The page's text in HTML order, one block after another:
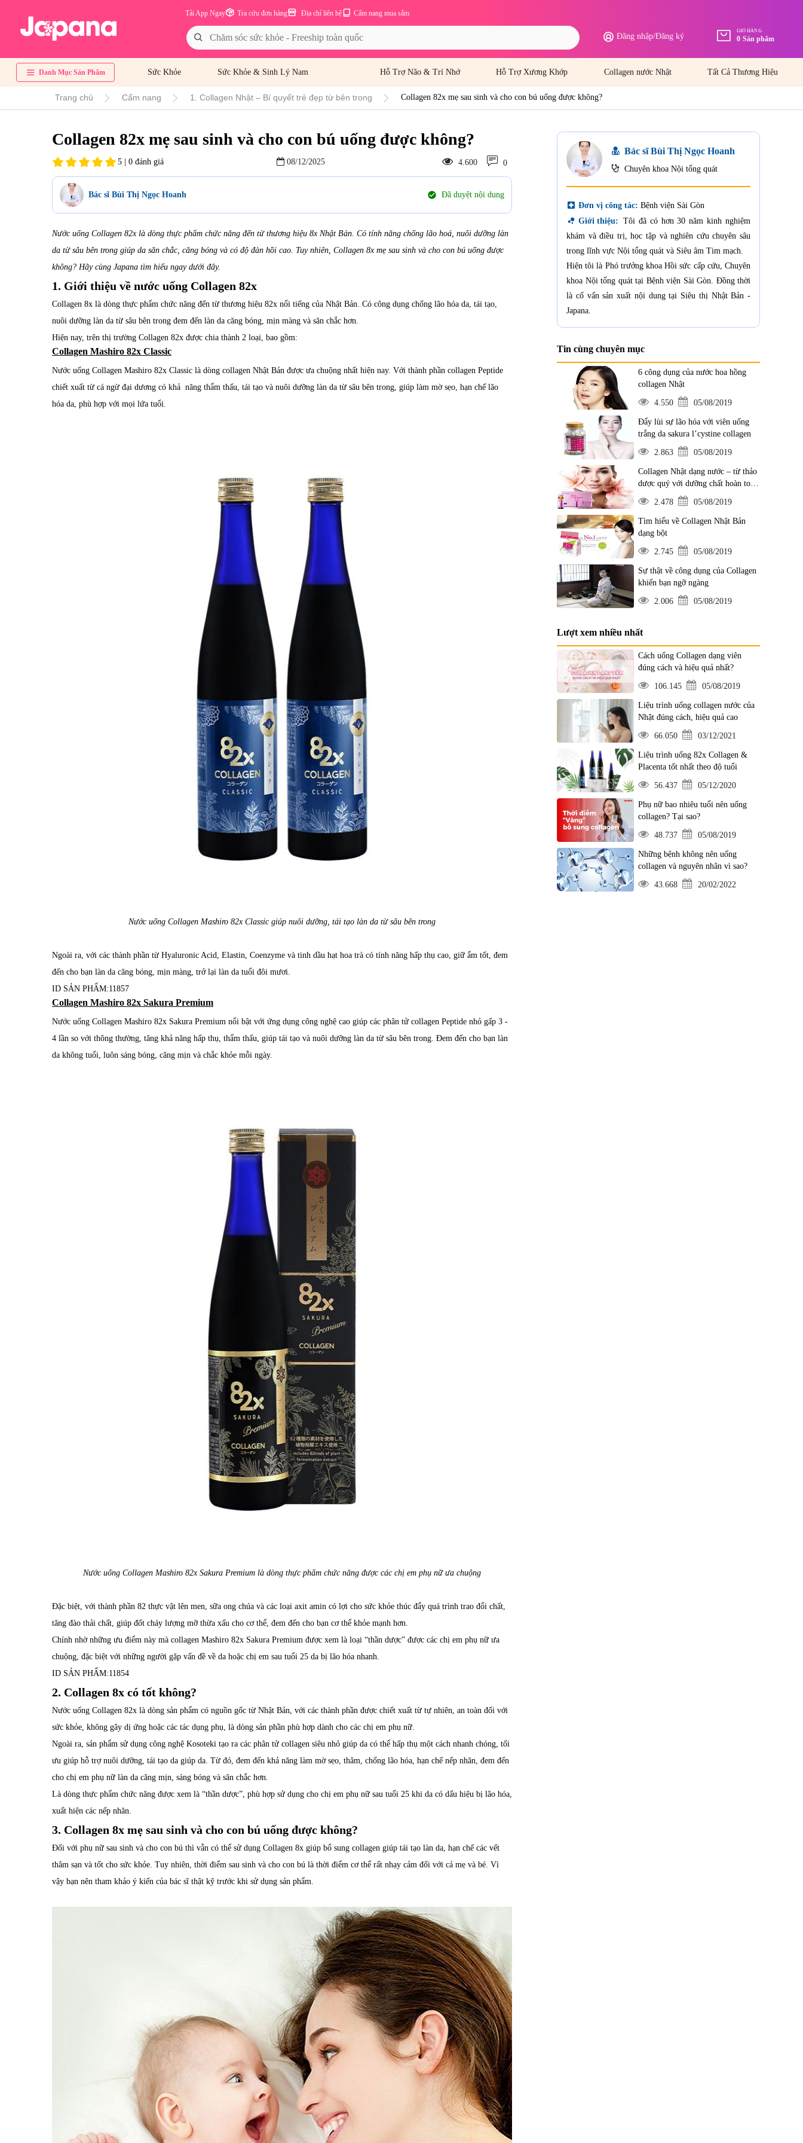
Cẩm nang mua sắm
Địa chỉ liên hệ
Tra cứu đơn hàng
Tải App Ngay
Đăng nhập/Đăng ký
GIỎ HÀNG
0 Sản phẩm
Danh Mục Sản Phẩm Sức Khỏe Sức Khỏe & Sinh Lý Nam Hỗ Trợ Não & Trí Nhớ Hỗ Trợ Xương Khớp Collagen nước Nhật Tất Cả Thương Hiệu
Trang chủ Cẩm nang 1. Collagen Nhật – Bí quyết trẻ đẹp từ bên trong Collagen 82x mẹ sau sinh và cho con bú uống được không?
Collagen 82x mẹ sau sinh và cho con bú uống được không?
5 | 0 đánh giá 08/12/2025 4.600 0
Bác sĩ Bùi Thị Ngọc Hoanh check_circle Đã duyệt nội dung
Nước uống Collagen 82x là dòng thực phẩm chức năng đến từ thương hiệu 8x Nhật Bản. Có tính năng chống lão hoá, nuôi dưỡng làn
da từ sâu bên trong giúp da săn chắc, căng bóng và có độ đàn hồi cao. Tuy nhiên, Collagen 8x mẹ sau sinh và cho con bú uống được
không? Hãy cùng Japana tìm hiểu ngay dưới đây.
1. Giới thiệu về nước uống Collagen 82x
Collagen 8x là dòng thực phẩm chức năng đến từ thương hiệu 82x nổi tiếng của Nhật Bản. Có công dụng chống lão hóa da, tái tạo,
nuôi dưỡng làn da từ sâu bên trong đem đến làn da căng bóng, mịn màng và săn chắc hơn.
Hiện nay, trên thị trường Collagen 82x được chia thành 2 loại, bao gồm:
Collagen Mashiro 82x Classic
Nước uống Collagen Mashiro 82x Classic là dòng collagen Nhật Bản được ưa chuộng nhất hiện nay. Với thành phần collagen Peptide
chiết xuất từ cá ngừ đại dương có khả năng thẩm thấu, tái tạo và nuôi dưỡng làn da từ sâu bên trong, giúp làm mờ sẹo, hạn chế lão
hóa da, phù hợp với mọi lứa tuổi.
Nước uống Collagen Mashiro 82x Classic giúp nuôi dưỡng, tái tạo làn da từ sâu bên trong
Ngoài ra, với các thành phần từ Hyaluronic Acid, Elastin, Coenzyme và tinh dầu hạt hoa trà có tính năng hấp thụ cao, giữ ẩm tốt, đem
đến cho bạn làn da căng bóng, mịn màng, trở lại làn da tuổi đôi mươi.
ID SẢN PHẨM:11857
Collagen Mashiro 82x Sakura Premium
Nước uống Collagen Mashiro 82x Sakura Premium nổi bật với ứng dụng công nghệ cao giúp các phân tử collagen Peptide nhỏ gấp 3 -
4 lần so với thông thường, tăng khả năng hấp thụ, thẩm thấu, giúp tái tạo và nuôi dưỡng làn da từ sâu bên trong. Đem đến cho bạn làn
da không tuổi, luôn sáng bóng, căng mịn và chắc khỏe mỗi ngày.
Nước uống Collagen Mashiro 82x Sakura Premium là dòng thực phẩm chức năng được các chị em phụ nữ ưa chuộng
Đặc biệt, với thành phần 82 thực vật lên men, sữa ong chúa và các loại axit amin có lợi cho sức khỏe thúc đẩy quá trình trao đổi chất,
tăng đào thải chất, giúp đốt cháy lượng mỡ thừa xấu cho cơ thể, đem đến cho bạn cơ thể khỏe mạnh hơn.
Chính nhờ những ưu điểm này mà collagen Mashiro 82x Sakura Premium được xem là loại “thần dược” được các chị em phụ nữ ưa
chuộng, đặc biệt với những người gặp vấn đề về da hoặc chị em sau tuổi 25 da bị lão hóa nhanh.
ID SẢN PHẨM:11854
2. Collagen 8x có tốt không?
Nước uống Collagen 82x là dòng sản phẩm có nguồn gốc từ Nhật Bản, với các thành phần được chiết xuất từ tự nhiên, an toàn đối với
sức khỏe, không gây dị ứng hoặc các tác dụng phụ, là dòng sản phần phù hợp dành cho các chị em phụ nữ.
Ngoài ra, sản phẩm sử dụng công nghệ Kosoteki tạo ra các phân tử collagen siêu nhỏ giúp da có thể hấp thụ một cách nhanh chóng, tối
ưu giúp hỗ trợ nuôi dưỡng, tái tạo da giúp da. Từ đó, đem đến khả năng làm mờ sẹo, thâm, chống lão hóa, hạn chế nếp nhăn, đem đến
cho chị em phụ nữ làn da căng mịn, sáng bóng và săn chắc hơn.
Là dòng thực phẩm chức năng được xem là “thần dược”, phù hợp sử dụng cho chị em phụ nữ sau tuổi 25 khi da có dấu hiệu bị lão hóa,
xuất hiện các nếp nhăn.
3. Collagen 8x mẹ sau sinh và cho con bú uống được không?
Đối với phụ nữ sau sinh và cho con bú thì vẫn có thể sử dụng Collagen 8x giúp bổ sung collagen giúp tái tạo làn da, hạn chế các vết
thâm sạn và tốt cho sức khỏe. Tuy nhiên, thời điểm sau sinh và cho con bú là thời điểm cơ thể rất nhạy cảm đối với cả mẹ và bé. Vì
vậy bạn nên tham khảo ý kiến của bác sĩ thật kỹ trước khi sử dụng sản phẩm.
Bác sĩ Bùi Thị Ngọc Hoanh
Chuyên khoa Nội tổng quát
local_hospital Đơn vị công tác: Bệnh viện Sài Gòn
bubble_chart Giới thiệu: Tôi đã có hơn 30 năm kinh nghiệm
khám và điều trị, học tập và nghiên cứu chuyên sâu
trong lĩnh vực Nội tổng quát và Siêu âm Tim mạch.
Hiện tôi là Phó trưởng khoa Hồi sức cấp cứu, Chuyên
khoa Nội tổng quát tại Bệnh viện Sài Gòn. Đồng thời
là cố vấn sản xuất nội dung tại Siêu thị Nhật Bản -
Japana.
Tin cùng chuyên mục
6 công dụng của nước hoa hồng
collagen Nhật
4.550 05/08/2019
Đẩy lùi sự lão hóa với viên uống
trắng da sakura l’cystine collagen
2.863 05/08/2019
Collagen Nhật dạng nước – từ thảo
dược quý với dưỡng chất hoàn toàn
từ thiên nhiên
2.478 05/08/2019
Tìm hiểu về Collagen Nhật Bản
dạng bột
2.745 05/08/2019
Sự thật về công dụng của Collagen
khiến bạn ngỡ ngàng
2.006 05/08/2019
Lượt xem nhiều nhất
Cách uống Collagen dạng viên
đúng cách và hiệu quả nhất?
106.145 05/08/2019
Liệu trình uống collagen nước của
Nhật đúng cách, hiệu quả cao
66.050 03/12/2021
Liệu trình uống 82x Collagen &
Placenta tốt nhất theo độ tuổi
56.437 05/12/2020
Phụ nữ bao nhiêu tuổi nên uống
collagen? Tại sao?
48.737 05/08/2019
Những bệnh không nên uống
collagen và nguyên nhân vì sao?
43.668 20/02/2022